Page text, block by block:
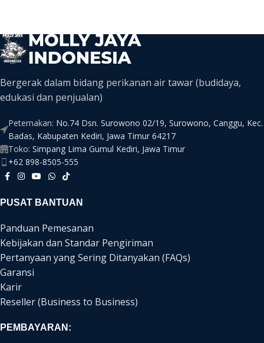
Bergerak dalam bidang perikanan air tawar (budidaya,
edukasi dan penjualan)
Peternakan: No.74 Dsn. Surowono 02/19, Surowono, Canggu, Kec.
Badas, Kabupaten Kediri, Jawa Timur 64217
Toko: Simpang Lima Gumul Kediri, Jawa Timur
+62 898-8505-555
PUSAT BANTUAN
Panduan Pemesanan
Kebijakan dan Standar Pengiriman
Pertanyaan yang Sering Ditanyakan (FAQs)
Garansi
Karir
Reseller (Business to Business)
PEMBAYARAN: